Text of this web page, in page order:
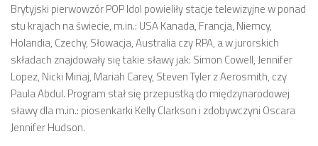
Brytyjski pierwowzór POP Idol powieliły stacje telewizyjne w ponad
stu krajach na świecie, m.in.: USA Kanada, Francja, Niemcy,
Holandia, Czechy, Słowacja, Australia czy RPA, a w jurorskich
składach znajdowały się takie sławy jak: Simon Cowell, Jennifer
Lopez, Nicki Minaj, Mariah Carey, Steven Tyler z Aerosmith, czy
Paula Abdul. Program stał się przepustką do międzynarodowej
sławy dla m.in.: piosenkarki Kelly Clarkson i zdobywczyni Oscara
Jennifer Hudson.